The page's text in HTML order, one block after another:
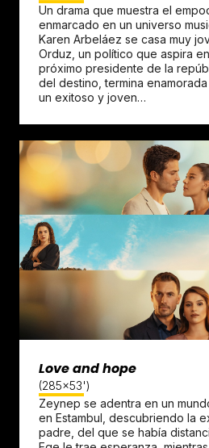
Un drama que muestra el
enmarcado en un universo
Karen Arbeláez se casa muy
Orduz, un político que aspira
próximo presidente de la
del destino, termina
un exitoso y joven…
Love and hope
(285x53')
Zeynep se adentra en un
en Estambul, descubriendo la
padre, del que se había